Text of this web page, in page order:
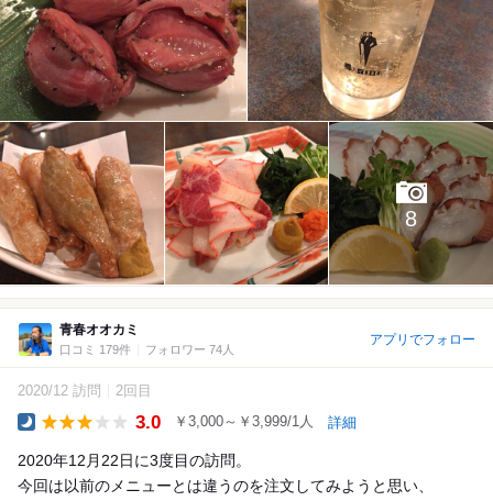
8
青春オオカミ
口コミ 179件 フォロワー 74人
アプリでフォロー
2020/12 訪問 2回目
3.0 ￥3,000～￥3,999/1人 詳細
2020年12月22日に3度目の訪問。
今回は以前のメニューとは違うのを注文してみようと思い、